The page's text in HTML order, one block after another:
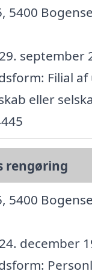
5400 Bogense
september
Filial
eller
rengøring
5400 Bogense
december